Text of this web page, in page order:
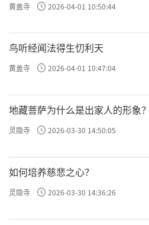
黄盖寺 2026-04-01 10:50:44
鸟听经闻法得生忉利天
黄盖寺 2026-04-01 10:47:04
地藏菩萨为什么是出家人的形象？
灵隐寺 2026-03-30 14:50:05
如何培养慈悲之心？
灵隐寺 2026-03-30 14:36:26